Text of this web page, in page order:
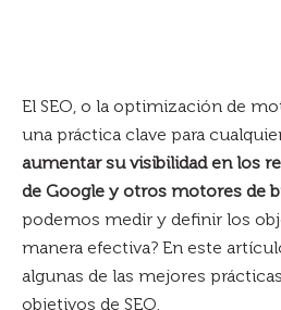
El SEO, o la optimización de
una práctica clave para
aumentar su visibilidad en los
de Google y otros motores de
podemos medir y definir los
manera efectiva? En este
algunas de las mejores
objetivos de SEO.